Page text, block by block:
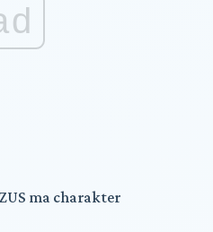
ma charakter